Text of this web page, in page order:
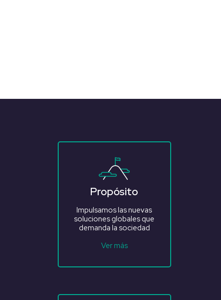
Propósito
Impulsamos las nuevas
soluciones globales que
demanda la sociedad
Ver más